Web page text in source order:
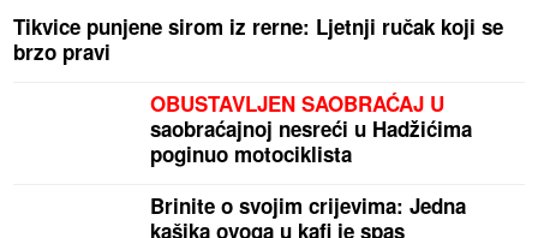
Tikvice punjene sirom iz rerne: Ljetnji ručak koji se
brzo pravi
OBUSTAVLJEN SAOBRAĆAJ U
saobraćajnoj nesreći u Hadžićima
poginuo motociklista
Brinite o svojim crijevima: Jedna
kašika ovoga u kafi je spas